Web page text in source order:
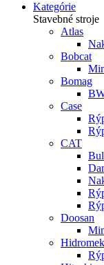
Kategórie
Stavebné stroje
Atlas
Bobcat
Bomag
Case
CAT
Doosan
Hidromek